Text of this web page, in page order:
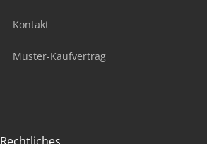
Kontakt
Muster-Kaufvertrag